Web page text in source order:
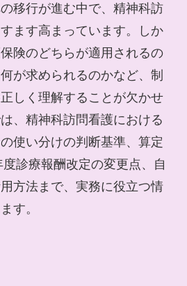
移行が進む中で、精神科訪
ます高まっています。しか
険のどちらが適用されるの
が求められるのかなど、制
しく理解することが欠かせ
、精神科訪問看護における
使い分けの判断基準、算定
診療報酬改定の変更点、自
方法まで、実務に役立つ情
す。